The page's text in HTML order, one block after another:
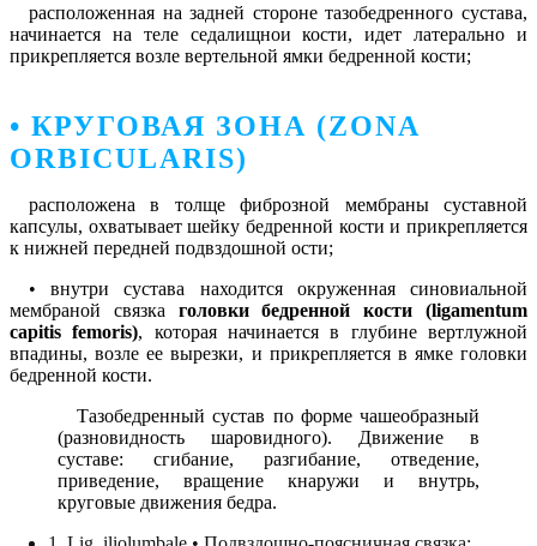
расположенная на задней стороне тазобедренного сустава,
начинается на теле седалищнои кости, идет латерально и
прикрепляется возле вертельной ямки бедренной кости;
• КРУГОВАЯ ЗОНА (ZONA
ORBICULARIS)
расположена в толще фиброзной мембраны суставной
капсулы, охватывает шейку бедренной кости и прикрепляется
к нижней передней подвздошной ости;
• внутри сустава находится окруженная синовиальной
мембраной связка головки бедренной кости (ligamentum
capitis femoris), которая начинается в глубине вертлужной
впадины, возле ее вырезки, и прикрепляется в ямке головки
бедренной кости.
Тазобедренный сустав по форме чашеобразный
(разновидность шаровидного). Движение в
суставе: сгибание, разгибание, отведение,
приведение, вращение кнаружи и внутрь,
круговые движения бедра.